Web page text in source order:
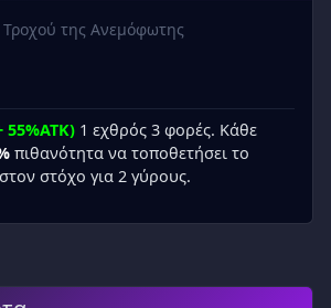
της Ανεμόφωτης
55%ATK) 1 εχθρός 3 φορές. Κάθε
πιθανότητα να τοποθετήσει το
στον στόχο για 2 γύρους.